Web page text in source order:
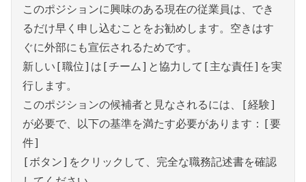
このポジションに興味のある現在の従業員は、でき
るだけ早く申し込むことをお勧めします。空きはす
ぐに外部にも宣伝されるためです。
新しい[職位]は[チーム]と協力して[主な責任]を実
行します。
このポジションの候補者と見なされるには、[経験]
が必要で、以下の基準を満たす必要があります：[要
件]
[ボタン]をクリックして、完全な職務記述書を確認